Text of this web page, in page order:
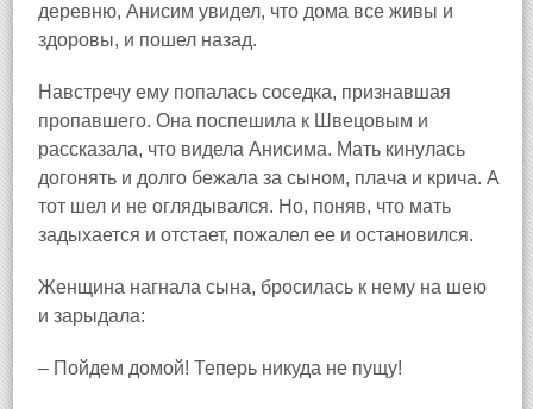
деревню, Анисим увидел, что дома все живы и
здоровы, и пошел назад.
Навстречу ему попалась соседка, признавшая
пропавшего. Она поспешила к Швецовым и
рассказала, что видела Анисима. Мать кинулась
догонять и долго бежала за сыном, плача и крича. А
тот шел и не оглядывался. Но, поняв, что мать
задыхается и отстает, пожалел ее и остановился.
Женщина нагнала сына, бросилась к нему на шею
и зарыдала:
– Пойдем домой! Теперь никуда не пущу!